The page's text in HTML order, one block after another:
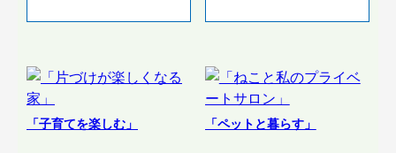
「子育てを楽しむ」 「ペットと暮らす」